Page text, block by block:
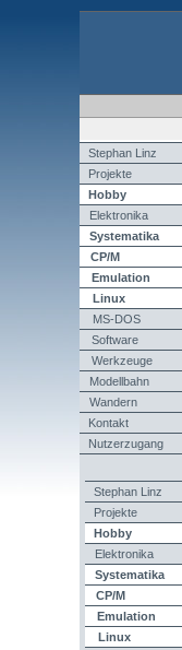
Stephan Linz
Projekte
Hobby
Elektronika
Systematika
CP/M
Emulation
Linux
MS-DOS
Software
Werkzeuge
Modellbahn
Wandern
Kontakt
Nutzerzugang
Stephan Linz
Projekte
Hobby
Elektronika
Systematika
CP/M
Emulation
Linux